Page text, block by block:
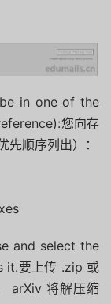
in one of the
您向存
顺序列出）：
and select the
it.要上传 .zip 或
arXiv 将解压缩